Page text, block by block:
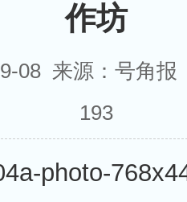
作坊
08 来源：号角
193